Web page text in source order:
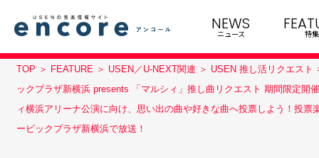
NEWS
ニュース 特集
TOP FEATURE USEN／U-NEXT関連
USEN 推し活リクエスト
ックプラザ新横浜 presents 「マルシィ」推し曲リクエスト 期間限定開
ィ横浜アリーナ公演に向け、思い出の曲や好きな曲へ投票しよう！投票
ービックプラザ新横浜で放送！